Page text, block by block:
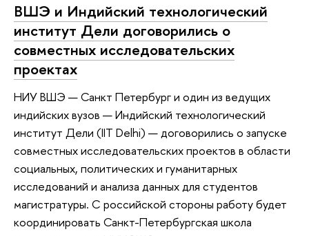
ВШЭ и Индийский технологический
институт Дели договорились о
совместных исследовательских
проектах
НИУ ВШЭ — Санкт Петербург и один из ведущих
индийских вузов — Индийский технологический
институт Дели (IIT Delhi) — договорились о запуске
совместных исследовательских проектов в области
социальных, политических и гуманитарных
исследований и анализа данных для студентов
магистратуры. С российской стороны работу будет
координировать Санкт-Петербургская школа